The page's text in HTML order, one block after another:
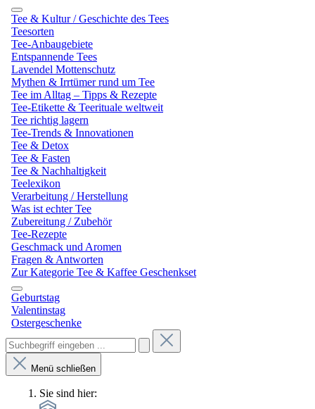
Tee & Kultur / Geschichte des Tees
Teesorten
Tee-Anbaugebiete
Entspannende Tees
Lavendel Mottenschutz
Mythen & Irrtümer rund um Tee
Tee im Alltag – Tipps & Rezepte
Tee-Etikette & Teerituale weltweit
Tee richtig lagern
Tee-Trends & Innovationen
Tee & Detox
Tee & Fasten
Tee & Nachhaltigkeit
Teelexikon
Verarbeitung / Herstellung
Was ist echter Tee
Zubereitung / Zubehör
Tee-Rezepte
Geschmack und Aromen
Fragen & Antworten
Zur Kategorie Tee & Kaffee Geschenkset
Geburtstag
Valentinstag
Ostergeschenke
Menü schließen
Sie sind hier: